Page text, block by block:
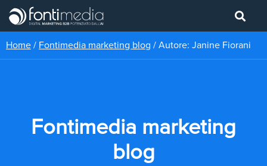
Home / Fontimedia marketing blog / Autore: Janine Fiorani
Fontimedia marketing
blog